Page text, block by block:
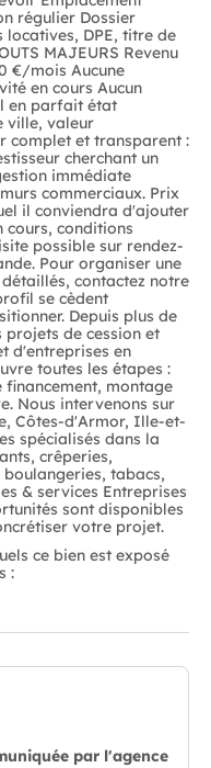
régulier Dossier
DPE, titre de
MAJEURS Revenu
€/mois Aucune
en cours Aucun
en parfait état
ville, valeur
complet et transparent :
cherchant un
immédiate
commerciaux. Prix
il conviendra d'ajouter
cours, conditions
possible sur rendez-
Pour organiser une
contactez notre
se cèdent
Depuis plus de
projets de cession et
d'entreprises en
toutes les étapes :
montage
Nous intervenons sur
Côtes-d'Armor, Ille-et-
spécialisés dans la
crêperies,
tabacs,
& services Entreprises
sont disponibles
votre projet.
ce bien est exposé
:
par l'agence